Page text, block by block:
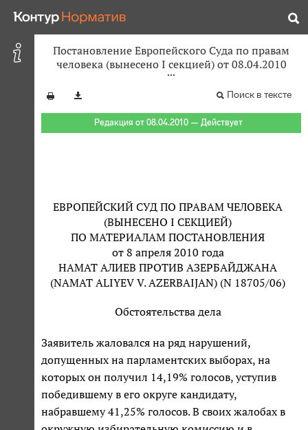
Постановление Европейского Суда по правам
человека (вынесено I секцией) от 08.04.2010
Поиск в тексте
Редакция от 08.04.2010 — Действует
ЕВРОПЕЙСКИЙ СУД ПО ПРАВАМ ЧЕЛОВЕКА
(ВЫНЕСЕНО I СЕКЦИЕЙ)
ПО МАТЕРИАЛАМ ПОСТАНОВЛЕНИЯ
от 8 апреля 2010 года
НАМАТ АЛИЕВ ПРОТИВ АЗЕРБАЙДЖАНА
(NAMAT ALIYEV V. AZERBAIJAN) (N 18705/06)
Обстоятельства дела
Заявитель жаловался на ряд нарушений,
допущенных на парламентских выборах, на
которых он получил 14,19% голосов, уступив
победившему в его округе кандидату,
набравшему 41,25% голосов. В своих жалобах в